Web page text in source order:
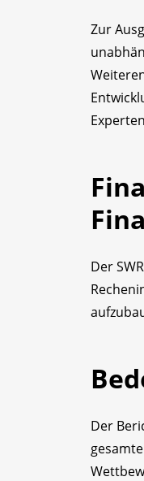
Zur
Der
Der